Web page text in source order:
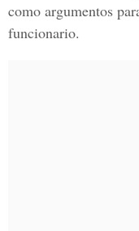
como argumentos
funcionario.